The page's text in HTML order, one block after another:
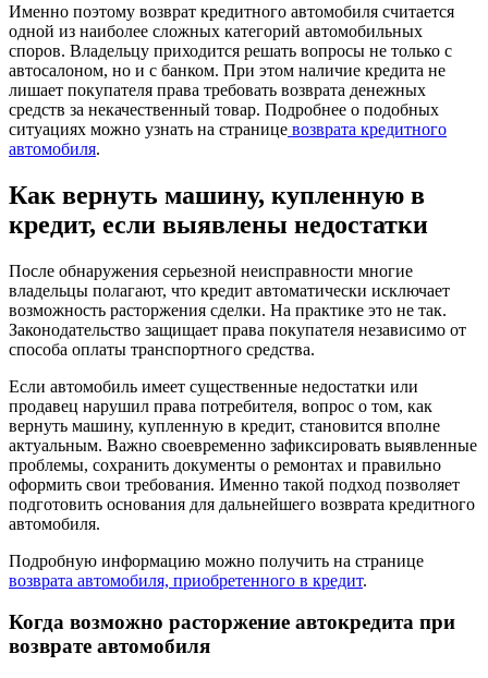
Именно поэтому возврат кредитного автомобиля считается
одной из наиболее сложных категорий автомобильных
споров. Владельцу приходится решать вопросы не только с
автосалоном, но и с банком. При этом наличие кредита не
лишает покупателя права требовать возврата денежных
средств за некачественный товар. Подробнее о подобных
ситуациях можно узнать на странице возврата кредитного
автомобиля.
Как вернуть машину, купленную в
кредит, если выявлены недостатки
После обнаружения серьезной неисправности многие
владельцы полагают, что кредит автоматически исключает
возможность расторжения сделки. На практике это не так.
Законодательство защищает права покупателя независимо от
способа оплаты транспортного средства.
Если автомобиль имеет существенные недостатки или
продавец нарушил права потребителя, вопрос о том, как
вернуть машину, купленную в кредит, становится вполне
актуальным. Важно своевременно зафиксировать выявленные
проблемы, сохранить документы о ремонтах и правильно
оформить свои требования. Именно такой подход позволяет
подготовить основания для дальнейшего возврата кредитного
автомобиля.
Подробную информацию можно получить на странице
возврата автомобиля, приобретенного в кредит.
Когда возможно расторжение автокредита при
возврате автомобиля